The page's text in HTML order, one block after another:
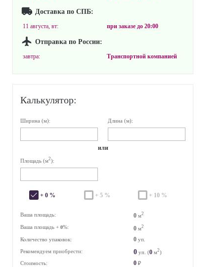
Доставка по СПБ:
11 августа, вт: при заказе до 20:00
Отправка по России:
завтра: Транспортной компанией
Калькулятор:
Ширина (м): Длина (м):
или
Площадь (м2):
+ 0 % + 5 % + 10 %
Ваша площадь: 0 м2
Ваша площадь + 0%: 0 м2
Количество упаковок: 0 уп.
Рекомендуем приобрести:
0 уп. (0 м2)
Стоимость:
0 ₽